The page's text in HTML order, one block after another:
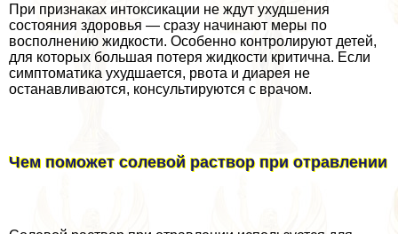
При признаках интоксикации не ждут ухудшения
состояния здоровья — сразу начинают меры по
восполнению жидкости. Особенно контролируют детей,
для которых большая потеря жидкости критична. Если
симптоматика ухудшается, рвота и диарея не
останавливаются, консультируются с врачом.
Чем поможет солевой раствор при отравлении